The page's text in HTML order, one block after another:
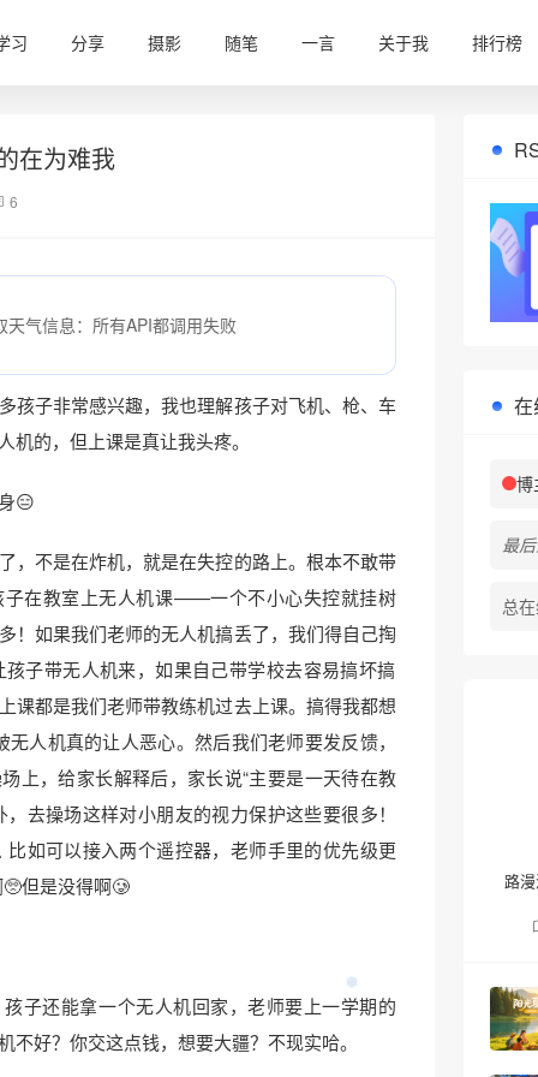
习 分享 摄影 随笔 一言 关于我 排行榜
在为难我
6
天气信息：所有API都调用失败
孩子非常感兴趣，我也理解孩子对飞机、枪、车
机的，但上课是真让我头疼。
😑
，不是在炸机，就是在失控的路上。根本不敢带
子在教室上无人机课——一个不小心失控就挂树
！如果我们老师的无人机搞丢了，我们得自己掏
孩子带无人机来，如果自己带学校去容易搞坏搞
课都是我们老师带教练机过去上课。搞得我都想
人机真的让人恶心。然后我们老师要发反馈，
上，给家长解释后，家长说“主要是一天待在教
去操场这样对小朋友的视力保护这些要很多！
如可以接入两个遥控器，老师手里的优先级更
但是没得啊🥲
子还能拿一个无人机回家，老师要上一学期的
不好？你交这点钱，想要大疆？不现实哈。
在
博
最
总
路